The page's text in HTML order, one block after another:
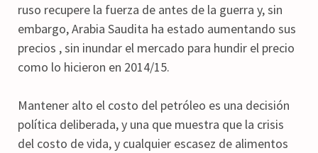
ruso recupere la fuerza de antes de la guerra y, sin
embargo, Arabia Saudita ha estado aumentando sus
precios , sin inundar el mercado para hundir el precio
como lo hicieron en 2014/15.
Mantener alto el costo del petróleo es una decisión
política deliberada, y una que muestra que la crisis
del costo de vida, y cualquier escasez de alimentos